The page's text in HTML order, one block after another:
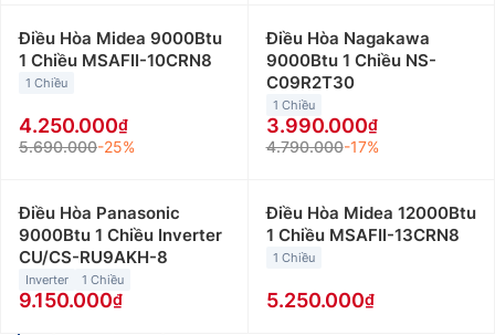
Điều Hòa Midea 9000Btu
1 Chiều MSAFII-10CRN8
1 Chiều
4.250.000
5.690.000-25%
Điều Hòa Nagakawa
9000Btu 1 Chiều NS-
C09R2T30
1 Chiều
3.990.000
4.790.000-17%
Điều Hòa Panasonic
9000Btu 1 Chiều Inverter
CU/CS-RU9AKH-8
Inverter 1 Chiều
9.150.000
Điều Hòa Midea 12000Btu
1 Chiều MSAFII-13CRN8
1 Chiều
5.250.000